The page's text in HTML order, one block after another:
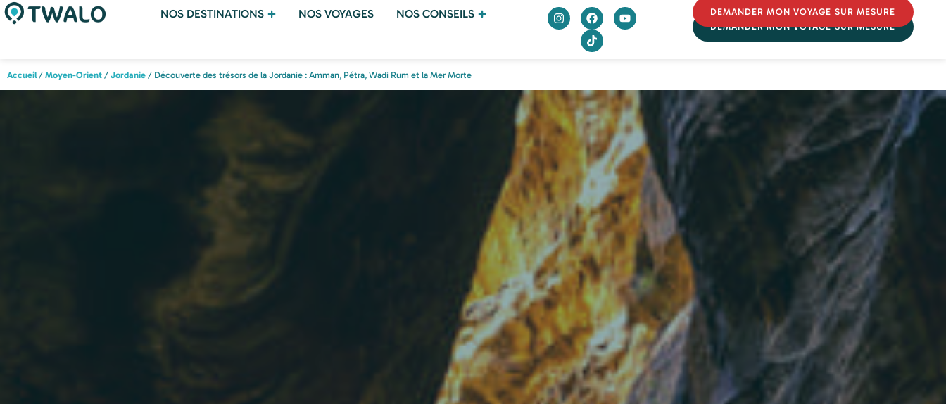
NOS DESTINATIONS NOS VOYAGES NOS CONSEILS
DEMANDER MON VOYAGE SUR MESURE
DEMANDER MON VOYAGE SUR MESURE
Accueil/ Moyen-Orient / Jordanie / Découverte des trésors de la Jordanie : Amman, Pétra, Wadi Rum et la Mer Morte